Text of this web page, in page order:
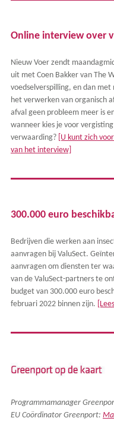
Online interview over
Nieuw Voer zendt
uit met Coen Bakker van The
voedselverspilling, en dan
het verwerken van organisch
afval geen probleem meer is
wanneer kies je voor
verwaarding? [U kunt zich
van het interview]
300.000 euro
Bedrijven die werken aan
aanvragen bij ValuSect.
aanvragen om diensten ter
van de ValuSect-partners te
budget van 300.000 euro
februari 2022 binnen zijn.
Programmamanager
EU Coördinator Greenport: